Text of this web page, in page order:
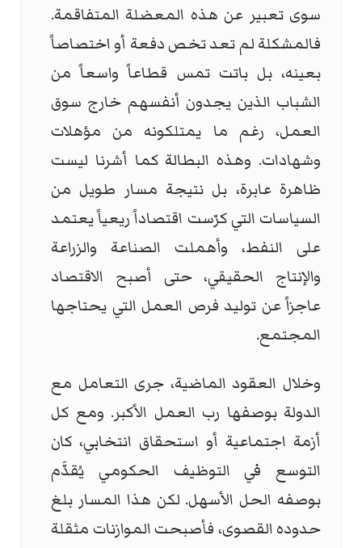
سوى تعبير عن هذه المعضلة المتفاقمة.
فالمشكلة لم تعد تخص دفعة أو اختصاصاً
بعينه، بل باتت تمس قطاعاً واسعاً من
الشباب الذين يجدون أنفسهم خارج سوق
العمل، رغم ما يمتلكونه من مؤهلات
وشهادات. وهذه البطالة كما أشرنا ليست
ظاهرة عابرة، بل نتيجة مسار طويل من
السياسات التي كرّست اقتصاداً ريعياً يعتمد
على النفط، وأهملت الصناعة والزراعة
والإنتاج الحقيقي، حتى أصبح الاقتصاد
عاجزاً عن توليد فرص العمل التي يحتاجها
المجتمع.
وخلال العقود الماضية، جرى التعامل مع
الدولة بوصفها رب العمل الأكبر. ومع كل
أزمة اجتماعية أو استحقاق انتخابي، كان
التوسع في التوظيف الحكومي يُقدَّم
بوصفه الحل الأسهل. لكن هذا المسار بلغ
حدوده القصوى، فأصبحت الموازنات مثقلة